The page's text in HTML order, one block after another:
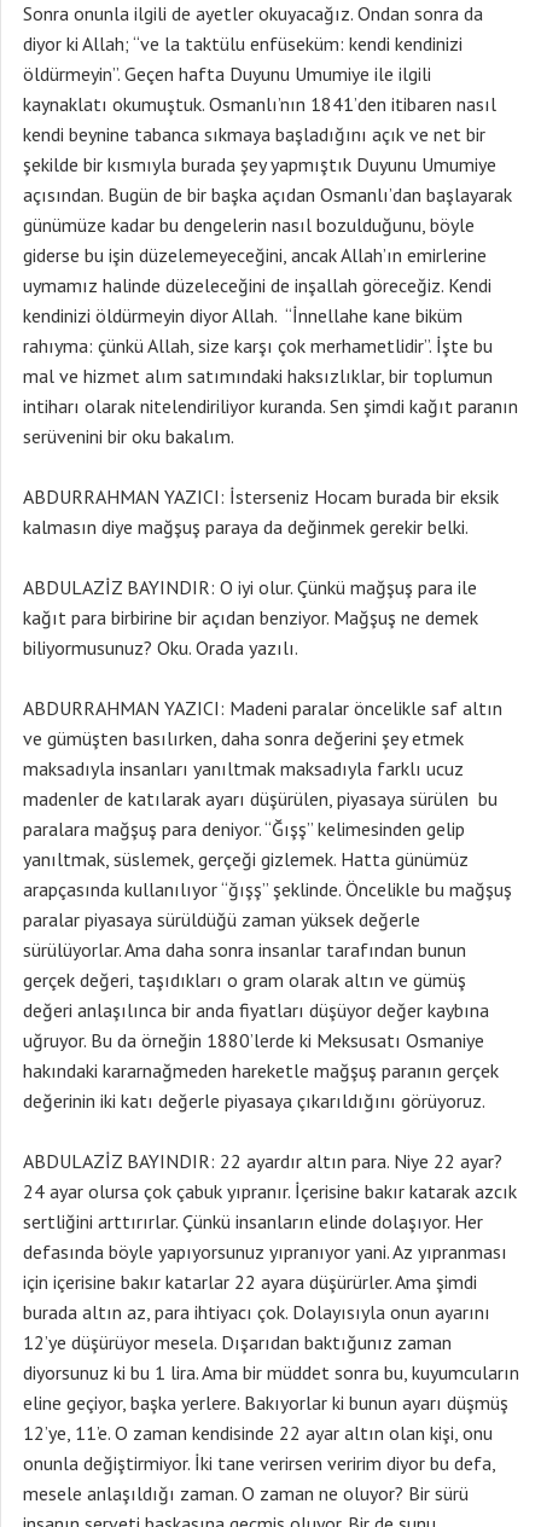
Sonra onunla ilgili de ayetler okuyacağız. Ondan sonra da
diyor ki Allah; “ve la taktülu enfüseküm: kendi kendinizi
öldürmeyin”. Geçen hafta Duyunu Umumiye ile ilgili
kaynaklatı okumuştuk. Osmanlı’nın 1841’den itibaren nasıl
kendi beynine tabanca sıkmaya başladığını açık ve net bir
şekilde bir kısmıyla burada şey yapmıştık Duyunu Umumiye
açısından. Bugün de bir başka açıdan Osmanlı’dan başlayarak
günümüze kadar bu dengelerin nasıl bozulduğunu, böyle
giderse bu işin düzelemeyeceğini, ancak Allah’ın emirlerine
uymamız halinde düzeleceğini de inşallah göreceğiz. Kendi
kendinizi öldürmeyin diyor Allah. “İnnellahe kane biküm
rahıyma: çünkü Allah, size karşı çok merhametlidir”. İşte bu
mal ve hizmet alım satımındaki haksızlıklar, bir toplumun
intiharı olarak nitelendiriliyor kuranda. Sen şimdi kağıt paranın
serüvenini bir oku bakalım.
ABDURRAHMAN YAZICI: İsterseniz Hocam burada bir eksik
kalmasın diye mağşuş paraya da değinmek gerekir belki.
ABDULAZİZ BAYINDIR: O iyi olur. Çünkü mağşuş para ile
kağıt para birbirine bir açıdan benziyor. Mağşuş ne demek
biliyormusunuz? Oku. Orada yazılı.
ABDURRAHMAN YAZICI: Madeni paralar öncelikle saf altın
ve gümüşten basılırken, daha sonra değerini şey etmek
maksadıyla insanları yanıltmak maksadıyla farklı ucuz
madenler de katılarak ayarı düşürülen, piyasaya sürülen bu
paralara mağşuş para deniyor. “Ğışş” kelimesinden gelip
yanıltmak, süslemek, gerçeği gizlemek. Hatta günümüz
arapçasında kullanılıyor “ğışş” şeklinde. Öncelikle bu mağşuş
paralar piyasaya sürüldüğü zaman yüksek değerle
sürülüyorlar. Ama daha sonra insanlar tarafından bunun
gerçek değeri, taşıdıkları o gram olarak altın ve gümüş
değeri anlaşılınca bir anda fiyatları düşüyor değer kaybına
uğruyor. Bu da örneğin 1880’lerde ki Meksusatı Osmaniye
hakındaki kararnağmeden hareketle mağşuş paranın gerçek
değerinin iki katı değerle piyasaya çıkarıldığını görüyoruz.
ABDULAZİZ BAYINDIR: 22 ayardır altın para. Niye 22 ayar?
24 ayar olursa çok çabuk yıpranır. İçerisine bakır katarak azcık
sertliğini arttırırlar. Çünkü insanların elinde dolaşıyor. Her
defasında böyle yapıyorsunuz yıpranıyor yani. Az yıpranması
için içerisine bakır katarlar 22 ayara düşürürler. Ama şimdi
burada altın az, para ihtiyacı çok. Dolayısıyla onun ayarını
12’ye düşürüyor mesela. Dışarıdan baktığunız zaman
diyorsunuz ki bu 1 lira. Ama bir müddet sonra bu, kuyumcuların
eline geçiyor, başka yerlere. Bakıyorlar ki bunun ayarı düşmüş
12’ye, 11’e. O zaman kendisinde 22 ayar altın olan kişi, onu
onunla değiştirmiyor. İki tane verirsen veririm diyor bu defa,
mesele anlaşıldığı zaman. O zaman ne oluyor? Bir sürü